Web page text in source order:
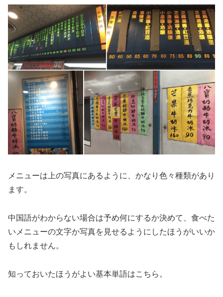
メニューは上の写真にあるように、かなり色々種類があり
ます。
中国語がわからない場合は予め何にするか決めて、食べた
いメニューの文字か写真を見せるようにしたほうがいいか
もしれません。
知っておいたほうがよい基本単語はこちら。